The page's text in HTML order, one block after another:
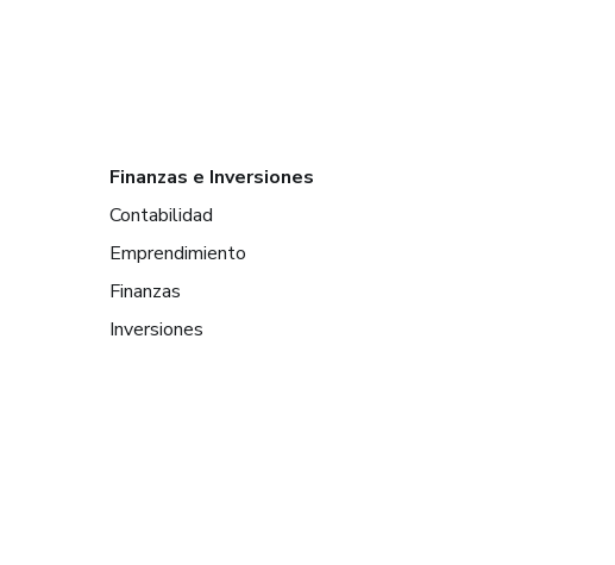
Finanzas e Inversiones
Contabilidad
Emprendimiento
Finanzas
Inversiones